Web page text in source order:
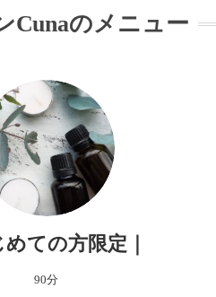
Cunaのメニュー
めての方限定｜
90分